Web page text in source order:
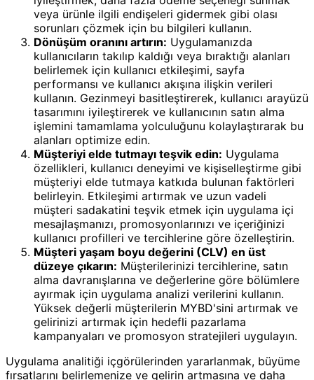
veya ürünle ilgili endişeleri gidermek gibi olası
sorunları çözmek için bu bilgileri kullanın.
Dönüşüm oranını artırın: Uygulamanızda
kullanıcıların takılıp kaldığı veya bıraktığı alanları
belirlemek için kullanıcı etkileşimi, sayfa
performansı ve kullanıcı akışına ilişkin verileri
kullanın. Gezinmeyi basitleştirerek, kullanıcı arayüzü
tasarımını iyileştirerek ve kullanıcının satın alma
işlemini tamamlama yolculuğunu kolaylaştırarak bu
alanları optimize edin.
Müşteriyi elde tutmayı teşvik edin: Uygulama
özellikleri, kullanıcı deneyimi ve kişiselleştirme gibi
müşteriyi elde tutmaya katkıda bulunan faktörleri
belirleyin. Etkileşimi artırmak ve uzun vadeli
müşteri sadakatini teşvik etmek için uygulama içi
mesajlaşmanızı, promosyonlarınızı ve içeriğinizi
kullanıcı profilleri ve tercihlerine göre özelleştirin.
Müşteri yaşam boyu değerini (CLV) en üst
düzeye çıkarın: Müşterilerinizi tercihlerine, satın
alma davranışlarına ve değerlerine göre bölümlere
ayırmak için uygulama analizi verilerini kullanın.
Yüksek değerli müşterilerin MYBD'sini artırmak ve
gelirinizi artırmak için hedefli pazarlama
kampanyaları ve promosyon stratejileri uygulayın.
Uygulama analitiği içgörülerinden yararlanmak, büyüme
fırsatlarını belirlemenize ve gelirin artmasına ve daha